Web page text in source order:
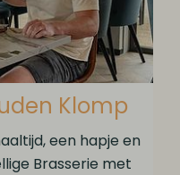
Klomp
een hapje en
Brasserie met